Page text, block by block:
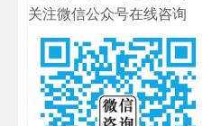
关注微信公众号在线咨询